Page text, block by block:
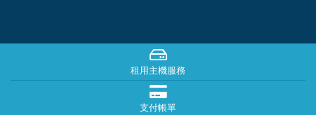
租用主機服務
支付帳單